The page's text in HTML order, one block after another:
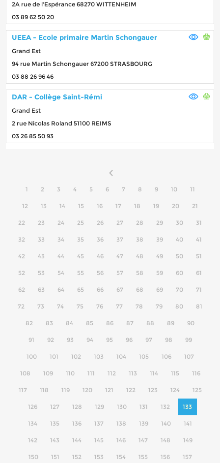
2A rue de l'Espérance 68270 WITTENHEIM
03 89 62 50 20
UEEA - Ecole primaire Martin Schongauer
Grand Est
94 rue Martin Schongauer 67200 STRASBOURG
03 88 26 96 46
DAR - Collège Saint-Rémi
Grand Est
2 rue Nicolas Roland 51100 REIMS
03 26 85 50 93
1 2 3 4 5 6 7 8 9 10 11
12 13 14 15 16 17 18 19 20 21
22 23 24 25 26 27 28 29 30 31
32 33 34 35 36 37 38 39 40 41
42 43 44 45 46 47 48 49 50 51
52 53 54 55 56 57 58 59 60 61
62 63 64 65 66 67 68 69 70 71
72 73 74 75 76 77 78 79 80 81
82 83 84 85 86 87 88 89 90
91 92 93 94 95 96 97 98 99
100 101 102 103 104 105 106 107
108 109 110 111 112 113 114 115 116
117 118 119 120 121 122 123 124 125
126 127 128 129 130 131 132 133
134 135 136 137 138 139 140 141
142 143 144 145 146 147 148 149
150 151 152 153 154 155 156 157